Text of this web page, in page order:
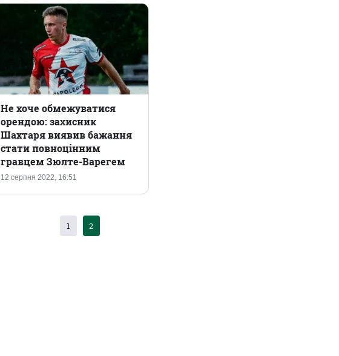
12 серпня 2022, 16:51
Не хоче обмежуватися
орендою: захисник
Шахтаря виявив бажання
стати повноцінним
гравцем Зюлте-Варегем
1 2